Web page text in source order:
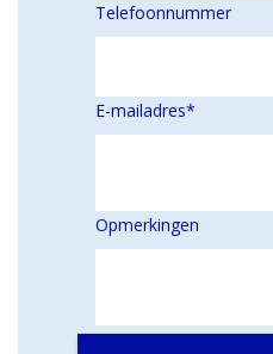
Telefoonnummer
E-mailadres*
Opmerkingen